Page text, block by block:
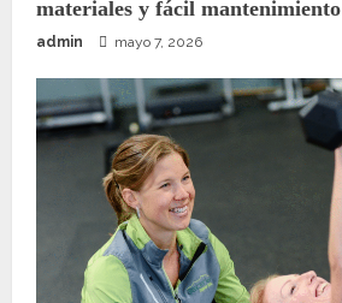
materiales y fácil mantenimiento
admin mayo 7, 2026